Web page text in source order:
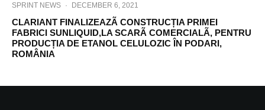
SPRINT NEWS · DECEMBER 6, 2021
CLARIANT FINALIZEAZÃ CONSTRUCȚIA PRIMEI
FABRICI SUNLIQUID,LA SCARÃ COMERCIALÃ, PENTRU
PRODUCȚIA DE ETANOL CELULOZIC ÎN PODARI,
ROMÂNIA